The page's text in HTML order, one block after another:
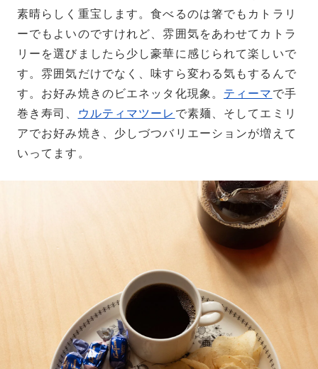
素晴らしく重宝します。食べるのは箸でもカトラリ
ーでもよいのですけれど、雰囲気をあわせてカトラ
リーを選びましたら少し豪華に感じられて楽しいで
す。雰囲気だけでなく、味すら変わる気もするんで
す。お好み焼きのビエネッタ化現象。 ティーマ で手
巻き寿司、
ウルティマツーレ で素麺、そしてエミリ
アでお好み焼き、少しづつバリエーションが増えて
いってます。